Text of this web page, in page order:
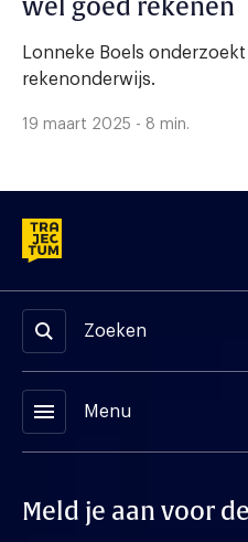
wél goed rekenen
Lonneke Boels
rekenonderwijs.
19 maart 2025 - 8 min.
Zoeken
menu Menu
Meld je aan voor